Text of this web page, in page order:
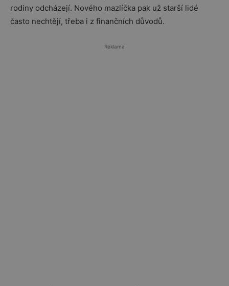
rodiny odcházejí. Nového mazlíčka pak už starší lidé
často nechtějí, třeba i z finančních důvodů.
Reklama